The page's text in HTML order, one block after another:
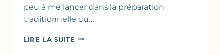
peu à me lancer dans la préparation
traditionnelle du…
LIRE LA SUITE POIRES